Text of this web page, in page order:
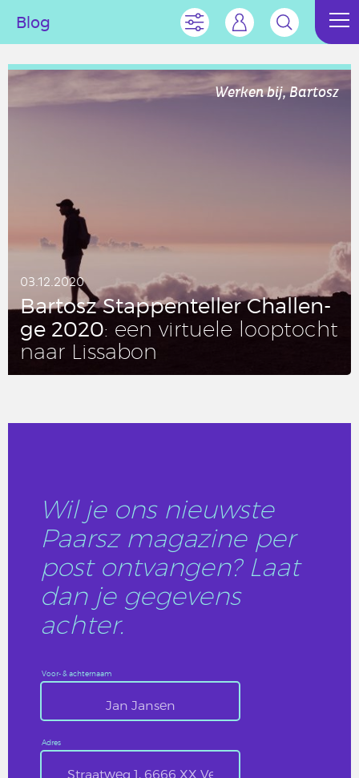
Blog
Werken bij, Bartosz
03.12.2020
Bartosz Stap­pen­tel­ler Chal­len­
ge 2020: een vir­tu­e­le loop­tocht
naar Lis­sa­bon
Wil je ons nieuwste
Paarsz magazine per
post ontvangen? Laat
dan je gegevens
achter.
Voor- & achternaam
Adres